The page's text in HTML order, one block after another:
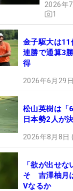
2026年
1
金子駆大は
連勝で通算3
得
2026年6月29
松山英樹は
日本勢2人が
2026年8月8日
「欲が出せ
そ 吉澤柚月
Vなるか